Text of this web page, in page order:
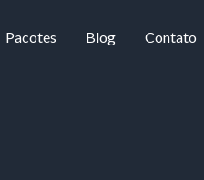
Pacotes Blog Contato